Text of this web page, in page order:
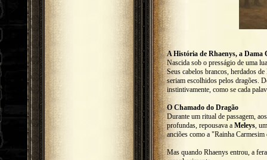
A História de Rhaenys, a Dama
Nascida sob o presságio de uma
Seus cabelos brancos, herdados
seriam escolhidos pelos dragões.
instintivamente, como se cada
O Chamado do Dragão
Durante um ritual de passagem,
profundas, repousava a Meleys ,
anciões como a "Rainha
Mas quando Rhaenys entrou, a